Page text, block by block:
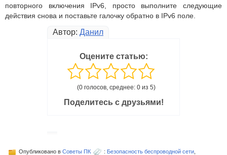
повторного включения IPv6, просто выполните следующие
действия снова и поставьте галочку обратно в IPv6 поле.
Автор: Данил
Оцените статью:
(0 голосов, среднее: 0 из 5)
Поделитесь с друзьями!
Опубликовано в Советы ПК : Безопасность беспроводной сети